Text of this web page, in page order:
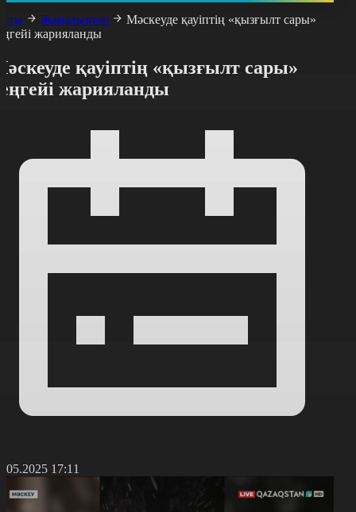
Жаңалықтар
Мәскеуде қауіптің «қызғылт сары»
жарияланды
қауіптің «қызғылт сары»
жарияланды
17:11